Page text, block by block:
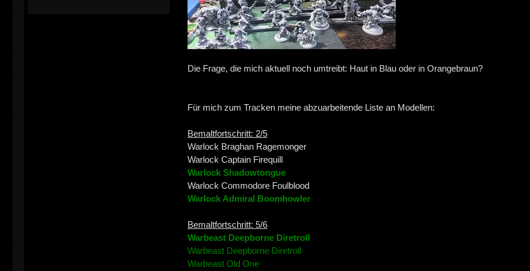
Die Frage, die mich aktuell noch umtreibt: Haut in Blau oder in Orangebraun?
Für mich zum Tracken meine abzuarbeitende Liste an Modellen:
Bemaltfortschritt: 2/5
Warlock Braghan Ragemonger
Warlock Captain Firequill
Warlock Shadowtongue
Warlock Commodore Foulblood
Warlock Admiral Boomhowler
Bemaltfortschritt: 5/6
Warbeast Deepborne Diretroll
Warbeast Deepborne Diretroll
Warbeast Old One